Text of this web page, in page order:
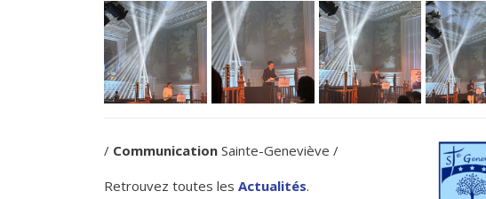
/ Communication Sainte-Geneviève /
Retrouvez toutes les Actualités.